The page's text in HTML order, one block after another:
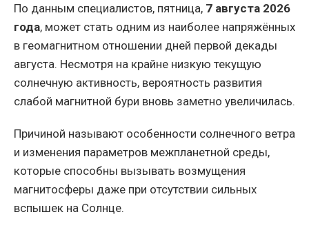
По данным специалистов, пятница, 7 августа 2026
года, может стать одним из наиболее напряжённых
в геомагнитном отношении дней первой декады
августа. Несмотря на крайне низкую текущую
солнечную активность, вероятность развития
слабой магнитной бури вновь заметно увеличилась.
Причиной называют особенности солнечного ветра
и изменения параметров межпланетной среды,
которые способны вызывать возмущения
магнитосферы даже при отсутствии сильных
вспышек на Солнце.